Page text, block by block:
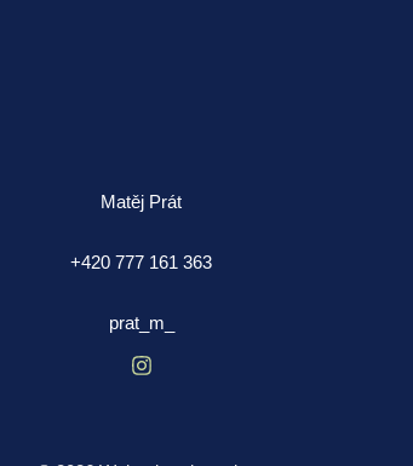
Matěj Prát
+420 777 161 363
prat_m_